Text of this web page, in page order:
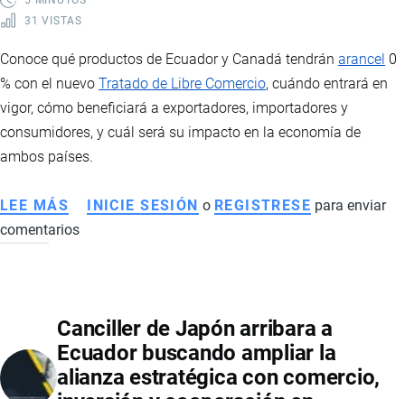
31 VISTAS
Conoce qué productos de Ecuador y Canadá tendrán arancel 0
% con el nuevo Tratado de Libre Comercio, cuándo entrará en
vigor, cómo beneficiará a exportadores, importadores y
consumidores, y cuál será su impacto en la economía de
ambos países.
LEE MÁS SOBRE
TLC
CANADÁ:
ESTOS
SON
INICIE SESIÓN o REGISTRESE para enviar
comentarios
Canciller de Japón arribara a
Ecuador buscando ampliar la
alianza estratégica con comercio,